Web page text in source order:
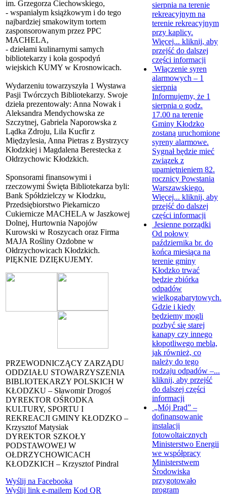
im. Grzegorza Ciechowskiego,
- wspaniałym książkowym i do tego
najbardziej smakowitym tortem
zasponsorowanym przez PPC
MACHELA,
- dziełami kulinarnymi samych
bibliotekarzy i koła gospodyń
wiejskich KUMY w Krosnowicach.
Wydarzeniu towarzyszyła 1 Wystawa
Pasji Twórczych Bibliotekarzy. Swoje
dzieła prezentowały: Anna Nowak i
Aleksandra Mendychowska ze
Szczytnej, Gabriela Naporowska z
Lądka Zdroju, Lila Kucfir z
Międzylesia, Anna Pietras z Bystrzycy
Kłodzkiej i Magdalena Berestecka z
Ołdrzychowic Kłodzkich.
Sponsorami finansowymi i
rzeczowymi Święta Bibliotekarza byli:
Bank Spółdzielczy w Kłodzku,
Przedsiębiorstwo Piekarniczo
Cukiernicze MACHELA w Jaszkowej
Dolnej, Hurtownia Napojów
Kurowski w Roszycach oraz Firma
MAJA Rośliny Ozdobne w
Ołdrzychowicach Kłodzkich.
PIĘKNIE DZIĘKUJEMY.
PRZEWODNICZĄCY ZARZĄDU
ODDZIAŁU STOWARZYSZENIA
BIBLIOTEKARZY POLSKICH W
KŁODZKU – Sławomir Drogoś
DYREKTOR OŚRODKA
KULTURY, SPORTU I
REKREACJI GMINY KŁODZKO –
Krzysztof Matysiak
DYREKTOR SZKOŁY
PODSTAWOWEJ W
OŁDRZYCHOWICACH
KŁODZKICH – Krzysztof Pindral
Wyślij na Facebooka
Wyślij link e-mailem Kod QR
sierpnia na terenie
rekreacyjnym na
terenie rekreacyjnym
przy kaplicy.
Więcej... kliknij, aby
przejść do dalszej
części informacji
Włączenie syren
alarmowych – 1
sierpnia
Informujemy, że 1
sierpnia o godz.
17.00 na terenie
Gminy Kłodzko
zostaną uruchomione
syreny alarmowe.
Sygnał będzie mieć
związek z
upamiętnieniem 82.
rocznicy Powstania
Warszawskiego.
Więcej... kliknij, aby
przejść do dalszej
części informacji
Jesienne porządki
Od połowy
października br. do
końca miesiąca na
terenie gminy
Kłodzko trwać
będzie zbiórka
odpadów
wielkogabarytowych.
Gdzie i kiedy
będziemy mogli
pozbyć się starej
kanapy czy innego
kłopotliwego mebla,
jak również, co
należy do tego
rodzaju odpadów –...
kliknij, aby przejść
do dalszej części
informacji
„Mój Prąd” –
dofinansowanie
instalacji
fotowoltaicznych
Ministerstwo Energii
we współpracy
Ministerstwem
Środowiska
przygotowało
program